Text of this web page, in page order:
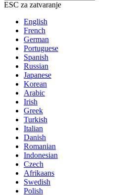
ESC za zatvaranje
English
French
German
Portuguese
Spanish
Russian
Japanese
Korean
Arabic
Irish
Greek
Turkish
Italian
Danish
Romanian
Indonesian
Czech
Afrikaans
Swedish
Polish